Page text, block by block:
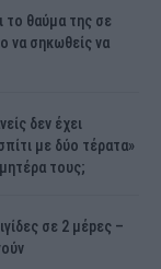
το θαύμα της σε
να σηκωθείς να
δεν έχει
με δύο τέρατα»
μητέρα τους;
σε 2 μέpες –